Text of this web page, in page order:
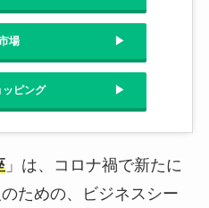
場
ピング
」は、コロナ禍で新たに
ための、ビジネスシー